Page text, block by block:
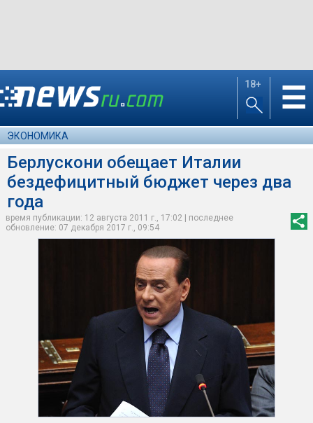
18+ ☰
ЭКОНОМИКА
Берлускони обещает Италии
бездефицитный бюджет через два
года
время публикации: 12 августа 2011 г., 17:02 | последнее
обновление: 07 декабря 2017 г., 09:54